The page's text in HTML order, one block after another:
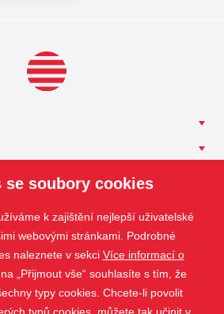
se soubory cookies
k zajištění nejlepší uživatelské
webovými stránkami. Podrobné
naleznete v sekci Více informací o
„Přijmout vše“ souhlasíte s tím, že
typy cookies. Chcete-li povolit